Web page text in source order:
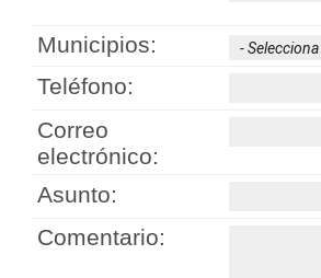
Municipios:
Teléfono:
Correo
electrónico:
Asunto:
Comentario: